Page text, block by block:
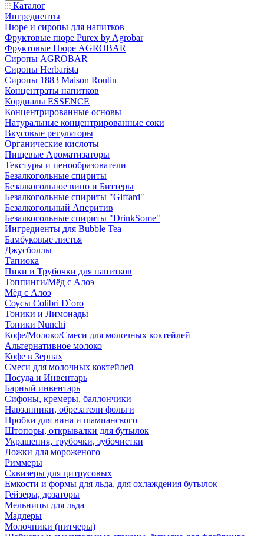
Каталог
Ингредиенты
Пюре и сиропы для напитков
Фруктовые пюре Purex by Agrobar
Фруктовые Пюре AGROBAR
Сиропы AGROBAR
Сиропы Herbarista
Сиропы 1883 Maison Routin
Концентраты напитков
Кордиалы ESSENCE
Концентрированные основы
Натуральные концентрированные соки
Вкусовые регуляторы
Органические кислоты
Пищевые Ароматизаторы
Текстуры и пенообразователи
Безалкогольные спириты
Безалкогольное вино и Биттеры
Безалкогольные спириты "Giffard"
Безалкогольный Аперитив
Безалкогольные спириты "DrinkSome"
Ингредиенты для Bubble Tea
Бамбуковые листья
Джусболлы
Тапиока
Пики и Трубочки для напитков
Топпинги/Мёд с Алоэ
Мёд с Алоэ
Соусы Colibri D`oro
Тоники и Лимонады
Тоники Nunchi
Кофе/Молоко/Смеси для молочных коктейлей
Альтернативное молоко
Кофе в Зернах
Смеси для молочных коктейлей
Посуда и Инвентарь
Барный инвентарь
Сифоны, кремеры, баллончики
Нарзанники, обрезатели фольги
Пробки для вина и шампанского
Штопоры, открывалки для бутылок
Украшения, трубочки, зубочистки
Ложки для мороженого
Риммеры
Сквизеры для цитрусовых
Емкости и формы для льда, для охлаждения бутылок
Гейзеры, дозаторы
Мельницы для льда
Мадлеры
Молочники (питчеры)